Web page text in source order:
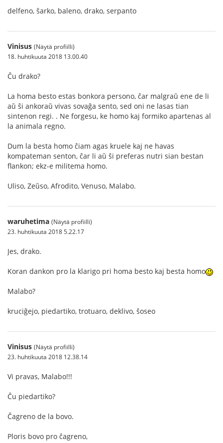
delfeno, ŝarko, baleno, drako, serpanto
Vinisus (Näytä profiilli)
18. huhtikuuta 2018 13.00.40
Ĉu drako?
La homa besto estas bonkora persono, ĉar malgraŭ ene de li
aŭ ŝi ankoraŭ vivas sovaĝa sento, sed oni ne lasas tian
sintenon regi. . Ne forgesu, ke homo kaj formiko apartenas al
la animala regno.
Dum la besta homo ĉiam agas kruele kaj ne havas
kompateman senton, ĉar li aŭ ŝi preferas nutri sian bestan
flankon; ekz-e militema homo.
Uliso, Zeŭso, Afrodito, Venuso, Malabo.
waruhetima (Näytä profiilli)
23. huhtikuuta 2018 5.22.17
Jes, drako.
Koran dankon pro la klarigo pri homa besto kaj besta homo
Malabo?
kruciĝejo, piedartiko, trotuaro, deklivo, ŝoseo
Vinisus (Näytä profiilli)
23. huhtikuuta 2018 12.38.14
Vi pravas, Malabo!!!
Ĉu piedartiko?
Ĉagreno de la bovo.
Ploris bovo pro ĉagreno,